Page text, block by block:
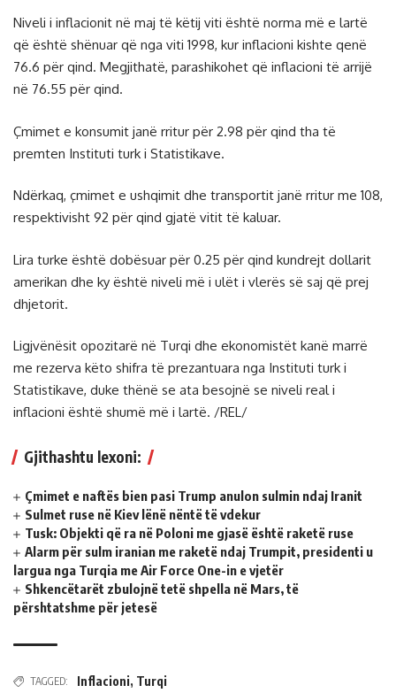
Niveli i inflacionit në maj të këtij viti është norma më e lartë
që është shënuar që nga viti 1998, kur inflacioni kishte qenë
76.6 për qind. Megjithatë, parashikohet që inflacioni të arrijë
në 76.55 për qind.
Çmimet e konsumit janë rritur për 2.98 për qind tha të
premten Instituti turk i Statistikave.
Ndërkaq, çmimet e ushqimit dhe transportit janë rritur me 108,
respektivisht 92 për qind gjatë vitit të kaluar.
Lira turke është dobësuar për 0.25 për qind kundrejt dollarit
amerikan dhe ky është niveli më i ulët i vlerës së saj që prej
dhjetorit.
Ligjvënësit opozitarë në Turqi dhe ekonomistët kanë marrë
me rezerva këto shifra të prezantuara nga Instituti turk i
Statistikave, duke thënë se ata besojnë se niveli real i
inflacioni është shumë më i lartë. /REL/
Gjithashtu lexoni:
Çmimet e naftës bien pasi Trump anulon sulmin ndaj Iranit
Sulmet ruse në Kiev lënë nëntë të vdekur
Tusk: Objekti që ra në Poloni me gjasë është raketë ruse
Alarm për sulm iranian me raketë ndaj Trumpit, presidenti u
largua nga Turqia me Air Force One-in e vjetër
Shkencëtarët zbulojnë tetë shpella në Mars, të
përshtatshme për jetesë
TAGGED: Inflacioni, Turqi